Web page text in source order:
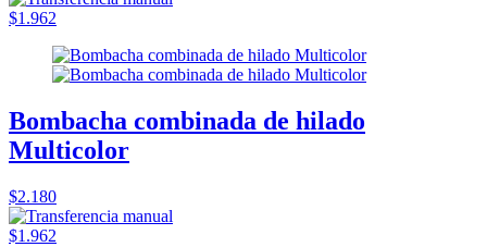
$1.962
Bombacha combinada de hilado
Multicolor
$2.180
$1.962